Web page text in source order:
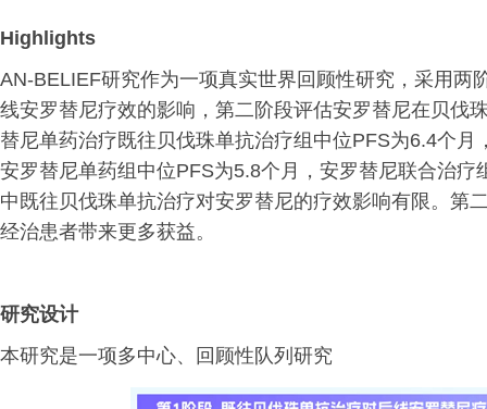
Highlights
AN-BELIEF研究作为一项真实世界回顾性研究，采用两
线安罗替尼疗效的影响，第二阶段评估安罗替尼在贝伐
替尼单药治疗既往贝伐珠单抗治疗组中位PFS为6.4个
安罗替尼单药组中位PFS为5.8个月，安罗替尼联合治
中既往贝伐珠单抗治疗对安罗替尼的疗效影响有限。第
经治患者带来更多获益。
研究设计
本研究是一项多中心、回顾性队列研究